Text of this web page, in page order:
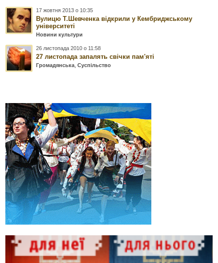
17 жовтня 2013 о 10:35
Вулицю Т.Шевченка відкрили у Кембриджському
університеті
Новини культури
26 листопада 2010 о 11:58
27 листопада запалять свічки пам'яті
Громадянська ,Суспільство